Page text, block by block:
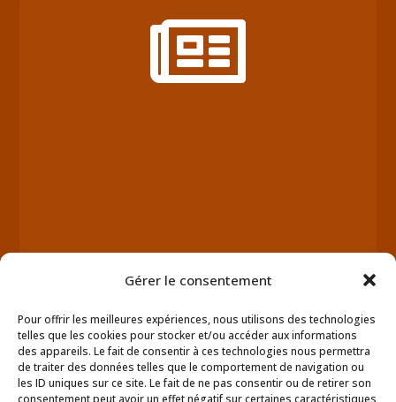
Gérer le consentement
Pour offrir les meilleures expériences, nous utilisons des technologies
telles que les cookies pour stocker et/ou accéder aux informations
des appareils. Le fait de consentir à ces technologies nous permettra
de traiter des données telles que le comportement de navigation ou
les ID uniques sur ce site. Le fait de ne pas consentir ou de retirer son
consentement peut avoir un effet négatif sur certaines caractéristiques
